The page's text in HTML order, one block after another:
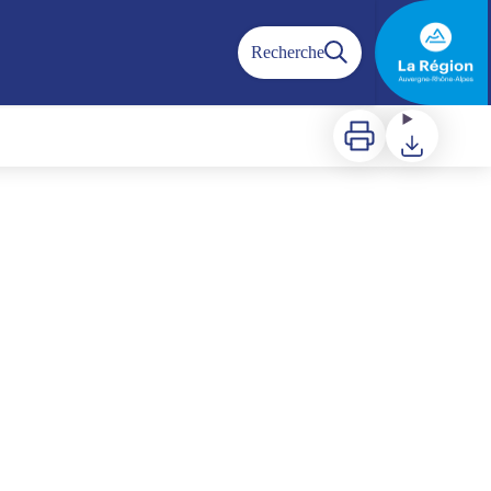
Recherche
Imprimer Télécharger